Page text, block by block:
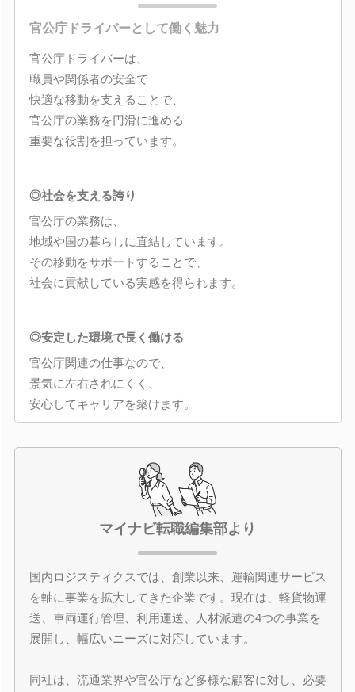
官公庁ドライバーとして働く魅力
官公庁ドライバーは、
職員や関係者の安全で
快適な移動を支えることで、
官公庁の業務を円滑に進める
重要な役割を担っています。
◎社会を支える誇り
官公庁の業務は、
地域や国の暮らしに直結しています。
その移動をサポートすることで、
社会に貢献している実感を得られます。
◎安定した環境で長く働ける
官公庁関連の仕事なので、
景気に左右されにくく、
安心してキャリアを築けます。
マイナビ転職編集部より
国内ロジスティクスでは、創業以来、運輸関連サービス
を軸に事業を拡大してきた企業です。現在は、軽貨物運
送、車両運行管理、利用運送、人材派遣の4つの事業を
展開し、幅広いニーズに対応しています。
同社は、流通業界や官公庁など多様な顧客に対し、必要